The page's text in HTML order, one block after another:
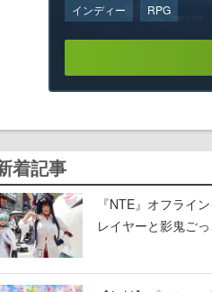
インディー RPG
着記事
『NTE』オフライ
レイヤーと影鬼ご